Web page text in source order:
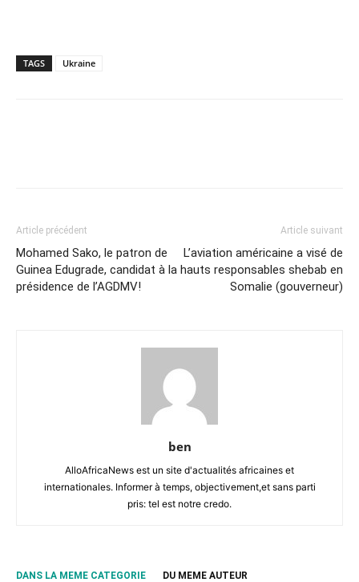
TAGS Ukraine
Article précédent
Mohamed Sako, le patron de
Guinea Edugrade, candidat à la
présidence de l’AGDMV!
Article suivant
L’aviation américaine a visé de
hauts responsables shebab en
Somalie (gouverneur)
ben
AlloAfricaNews est un site d'actualités africaines et
internationales. Informer à temps, objectivement,et sans parti
pris: tel est notre credo.
DANS LA MEME CATEGORIE DU MEME AUTEUR